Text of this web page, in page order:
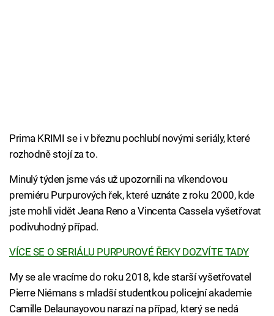
Prima KRIMI se i v březnu pochlubí novými seriály, které
rozhodně stojí za to.
Minulý týden jsme vás už upozornili na víkendovou
premiéru Purpurových řek, které uznáte z roku 2000, kde
jste mohli vidět Jeana Reno a Vincenta Cassela vyšetřovat
podivuhodný případ.
VÍCE SE O SERIÁLU PURPUROVÉ ŘEKY DOZVÍTE TADY
My se ale vracíme do roku 2018, kde starší vyšetřovatel
Pierre Niémans s mladší studentkou policejní akademie
Camille Delaunayovou narazí na případ, který se nedá